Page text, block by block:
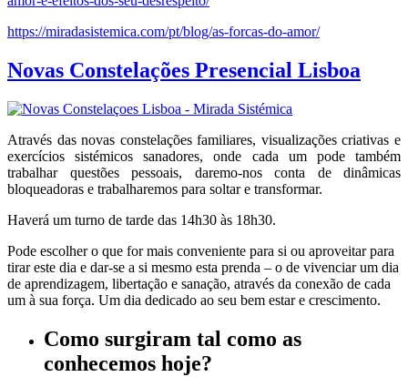
https://miradasistemica.com/pt/blog/as-forcas-do-amor/
Novas Constelações Presencial Lisboa
Através das novas constelações familiares, visualizações criativas e
exercícios sistémicos sanadores, onde cada um pode também
trabalhar questões pessoais, daremo-nos conta de dinâmicas
bloqueadoras e trabalharemos para soltar e transformar.
Haverá um turno de tarde das 14h30 às 18h30.
Pode escolher o que for mais conveniente para si ou aproveitar para
tirar este dia e dar-se a si mesmo esta prenda – o de vivenciar um dia
de aprendizagem, libertação e sanação, através da conexão de cada
um à sua força. Um dia dedicado ao seu bem estar e crescimento.
Como surgiram tal como as
conhecemos hoje?